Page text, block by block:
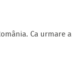
Ca urmare a